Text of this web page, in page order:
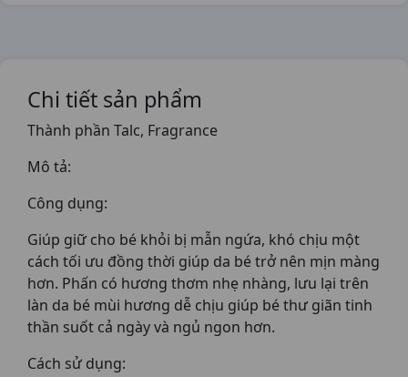
Chi tiết sản phẩm
Thành phần Talc, Fragrance
Mô tả:
Công dụng:
Giúp giữ cho bé khỏi bị mẫn ngứa, khó chịu một
cách tối ưu đồng thời giúp da bé trở nên mịn màng
hơn. Phấn có hương thơm nhẹ nhàng, lưu lại trên
làn da bé mùi hương dễ chịu giúp bé thư giãn tinh
thần suốt cả ngày và ngủ ngon hơn.
Cách sử dụng: